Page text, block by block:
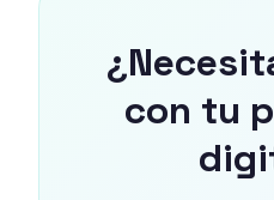
con tu